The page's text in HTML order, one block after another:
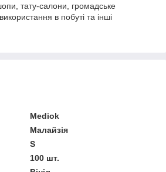
тату-салони, громадське
в побуті та інші
Mediok
Малайзія
S
100 шт.